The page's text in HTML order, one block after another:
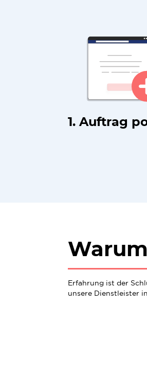
1. Auftrag
Erfahrung ist der
unsere Dienstleister